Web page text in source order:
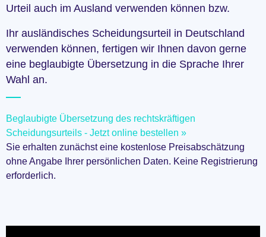
Urteil auch im Ausland verwenden können bzw.
Ihr ausländisches Scheidungsurteil in Deutschland
verwenden können, fertigen wir Ihnen davon gerne
eine beglaubigte Übersetzung in die Sprache Ihrer
Wahl an.
Beglaubigte Übersetzung des rechtskräftigen
Scheidungsurteils - Jetzt online bestellen »
Sie erhalten zunächst eine kostenlose Preisabschätzung
ohne Angabe Ihrer persönlichen Daten. Keine Registrierung
erforderlich.